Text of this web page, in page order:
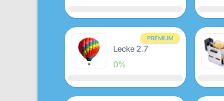
PRÉMIUM
Lecke 2.7
0%